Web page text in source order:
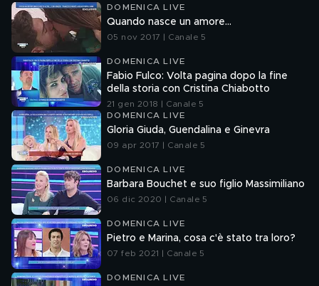
DOMENICA LIVE
Quando nasce un amore...
05 nov 2017 | Canale 5
DOMENICA LIVE
Fabio Fulco: Volta pagina dopo la fine
della storia con Cristina Chiabotto
21 gen 2018 | Canale 5
DOMENICA LIVE
Gloria Giuda, Guendalina e Ginevra
09 apr 2017 | Canale 5
DOMENICA LIVE
Barbara Bouchet e suo figlio Massimiliano
06 dic 2020 | Canale 5
DOMENICA LIVE
Pietro e Marina, cosa c'è stato tra loro?
07 feb 2021 | Canale 5
DOMENICA LIVE